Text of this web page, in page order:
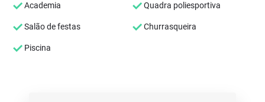
Academia Quadra poliesportiva
Salão de festas Churrasqueira
Piscina